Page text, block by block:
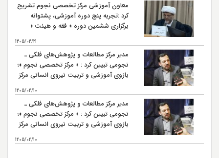
معاون آموزشی مرکز تخصصی نجوم تشریح
کرد :تجربه پنج دوره آموزشی، پشتوانه
برگزاری ششمین دوره « فقه و هیئت »
1405/04/21
مدیر مرکز مطالعات و پژوهش‌های فلکی ـ
نجومی تبیین کرد : « مرکز تخصصی نجوم »؛
بازوی آموزشی و تربیت نیروی انسانی مرکز
مطالعات و پژوهش‌های فلکی ـ نجومی
1405/04/10
مدیر مرکز مطالعات و پژوهش‌های فلکی ـ
نجومی تبیین کرد : « مرکز تخصصی نجوم »؛
بازوی آموزشی و تربیت نیروی انسانی مرکز
مطالعات و پژوهش‌های فلکی ـ نجومی
1405/04/10